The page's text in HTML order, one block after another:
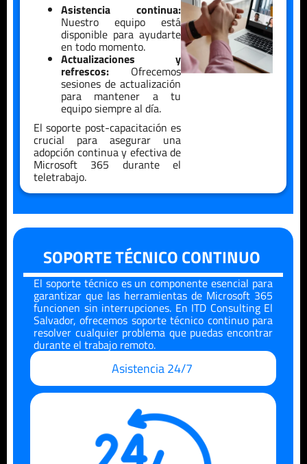
Asistencia continua:
Nuestro equipo está
disponible para ayudarte
en todo momento.
Actualizaciones y
refrescos: Ofrecemos
sesiones de actualización
para mantener a tu
equipo siempre al día.
El soporte post-capacitación es
crucial para asegurar una
adopción continua y efectiva de
Microsoft 365 durante el
teletrabajo.
SOPORTE TÉCNICO CONTINUO
El soporte técnico es un componente esencial para
garantizar que las herramientas de Microsoft 365
funcionen sin interrupciones. En ITD Consulting El
Salvador, ofrecemos soporte técnico continuo para
resolver cualquier problema que puedas encontrar
durante el trabajo remoto.
Asistencia 24/7